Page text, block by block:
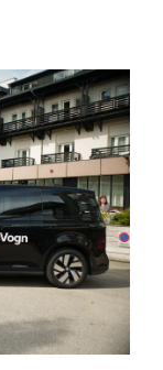
SKADECENTER
NYHEDER
Design up!
Tilmeld dig
Danmarks
Aktuelt